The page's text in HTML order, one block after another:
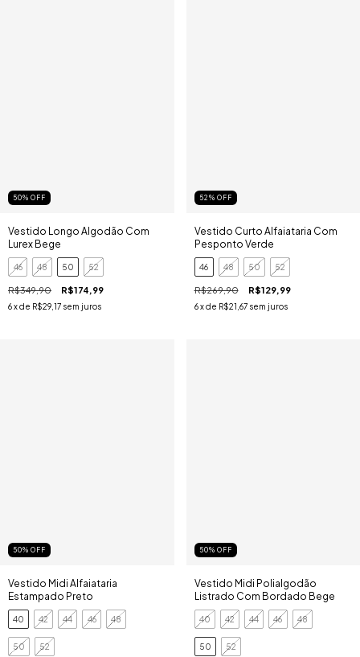
50% OFF
Vestido Longo Algodão Com
Lurex Bege
46 48 50 52
R$349,90 R$174,99
6x de R$29,17 sem juros
52 % OFF
Vestido Curto Alfaiataria Com
Pesponto Verde
46 48 50 52
R$269,90 R$129,99
6 x de R$21,67 sem juros
50% OFF
Vestido Midi Alfaiataria
Estampado Preto
40 42 44 46 48
50 52
50% OFF
Vestido Midi Polialgodão
Listrado Com Bordado Bege
40 42 44 46 48
50 52